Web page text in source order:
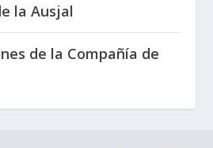
la Ausjal
de la Compañía de